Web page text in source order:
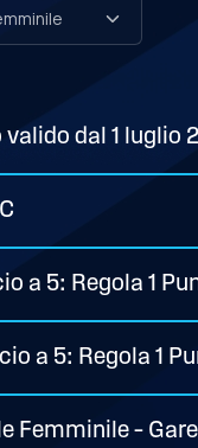
dal 1 luglio
a 5: Regola 1
a 5: Regola 1
Femminile –